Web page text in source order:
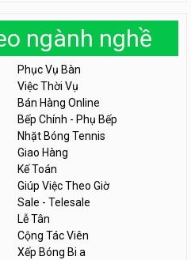
ngành nghề
Phục Vụ Bàn
Việc Thời Vụ
Bán Hàng Online
Bếp Chính - Phụ Bếp
Nhặt Bóng Tennis
Giao Hàng
Kế Toán
Giúp Việc Theo Giờ
Sale - Telesale
Lễ Tân
Cộng Tác Viên
Xếp Bóng Bi a